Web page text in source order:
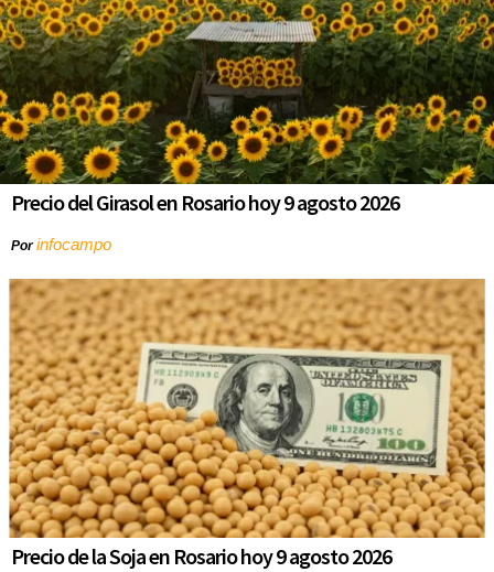
Precio del Girasol en Rosario hoy 9 agosto 2026
Porinfocampo
Precio de la Soja en Rosario hoy 9 agosto 2026